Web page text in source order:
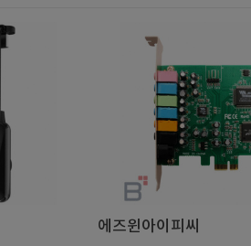
에즈윈아이피씨